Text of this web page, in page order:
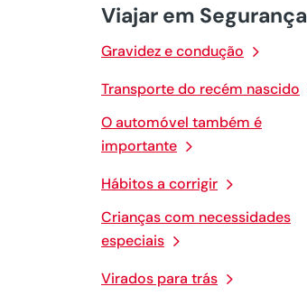
Viajar em Segurança
Gravidez e condução
Transporte do recém nascido
O automóvel também é
importante
Hábitos a corrigir
Crianças com necessidades
especiais
Virados para trás